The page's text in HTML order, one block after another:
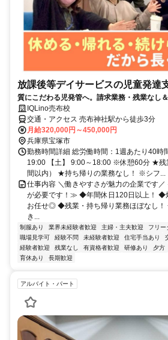
放課後等デイサービスの児童発達
質にこだわる児発管へ。請求業務・残業なし
IQLino売布校
交通・アクセス 売布神社駅から徒歩3分
月給320,000円～450,000円
兵庫県宝塚市
勤務時間詳細 総労働時間：1週あたり40時
19:00 【土】 9:00～18:00 ※休憩60分 ★残
間以内） ★持ち帰りの業務なし！ ※シフ...
仕事内容 ＼働きやすさが魅力の企業です
が必要です！≫ ◆年間休日120日以上！ ◆
お任せ◎ ◆残業・持ち帰り業務ほぼなし
き...
制服あり 業界未経験者歓迎 主婦・主夫歓迎 フリー
職場見学可
経験不問 未経験者歓迎 住宅手当あり
経験者歓迎
残業なし 有資格者歓迎 研修あり 夕方
育休あり
長期歓迎
アルバイト・パート